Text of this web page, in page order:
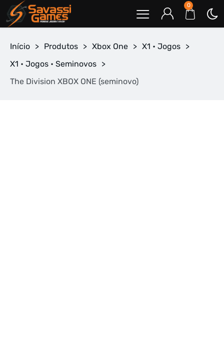
0
Início > Produtos > Xbox One > X1 • Jogos >
X1 • Jogos • Seminovos >
The Division XBOX ONE (seminovo)